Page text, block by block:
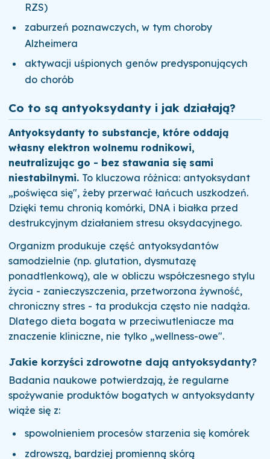
RZS)
zaburzeń poznawczych, w tym choroby
Alzheimera
aktywacji uśpionych genów predysponujących
do chorób
Co to są antyoksydanty i jak działają?
Antyoksydanty to substancje, które oddają
własny elektron wolnemu rodnikowi,
neutralizując go - bez stawania się sami
niestabilnymi.To kluczowa różnica: antyoksydant
„poświęca się", żeby przerwać łańcuch uszkodzeń.
Dzięki temu chronią komórki, DNA i białka przed
destrukcyjnym działaniem stresu oksydacyjnego.
Organizm produkuje część antyoksydantów
samodzielnie (np. glutation, dysmutazę
ponadtlenkową), ale w obliczu współczesnego stylu
życia - zanieczyszczenia, przetworzona żywność,
chroniczny stres - ta produkcja często nie nadąża.
Dlatego dieta bogata w przeciwutleniacze ma
znaczenie kliniczne, nie tylko „wellness-owe".
Jakie korzyści zdrowotne dają antyoksydanty?
Badania naukowe potwierdzają, że regularne
spożywanie produktów bogatych w antyoksydanty
wiąże się z:
spowolnieniem procesów starzenia się komórek
zdrowszą, bardziej promienną skórą